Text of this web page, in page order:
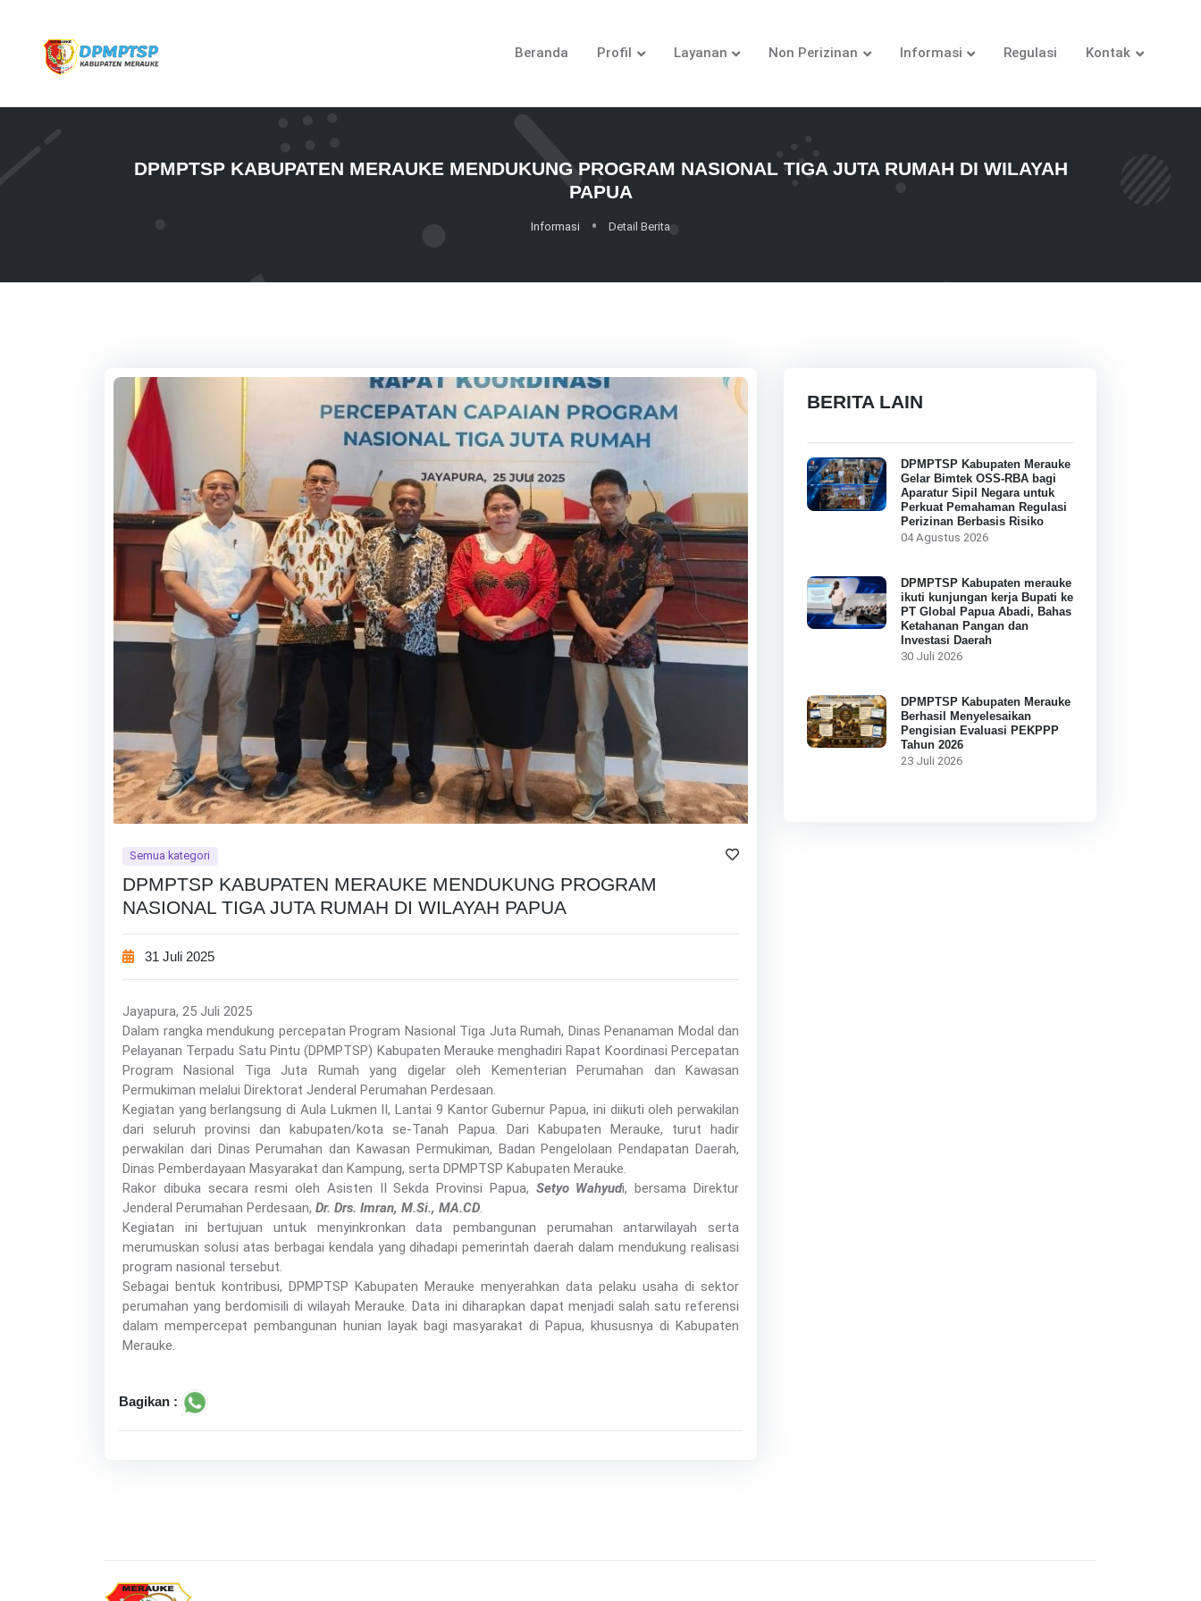
Beranda Profil Layanan Non Perizinan Informasi Regulasi Kontak
DPMPTSP KABUPATEN MERAUKE MENDUKUNG PROGRAM NASIONAL TIGA JUTA RUMAH DI WILAYAH
PAPUA
Informasi Detail Berita
Semua kategori
DPMPTSP KABUPATEN MERAUKE MENDUKUNG PROGRAM
NASIONAL TIGA JUTA RUMAH DI WILAYAH PAPUA
31 Juli 2025
Jayapura, 25 Juli 2025
Dalam rangka mendukung percepatan Program Nasional Tiga Juta Rumah, Dinas Penanaman Modal dan
Pelayanan Terpadu Satu Pintu (DPMPTSP) Kabupaten Merauke menghadiri Rapat Koordinasi Percepatan
Program Nasional Tiga Juta Rumah yang digelar oleh Kementerian Perumahan dan Kawasan
Permukiman melalui Direktorat Jenderal Perumahan Perdesaan.
Kegiatan yang berlangsung di Aula Lukmen II, Lantai 9 Kantor Gubernur Papua, ini diikuti oleh perwakilan
dari seluruh provinsi dan kabupaten/kota se-Tanah Papua. Dari Kabupaten Merauke, turut hadir
perwakilan dari Dinas Perumahan dan Kawasan Permukiman, Badan Pengelolaan Pendapatan Daerah,
Dinas Pemberdayaan Masyarakat dan Kampung, serta DPMPTSP Kabupaten Merauke.
Rakor dibuka secara resmi oleh Asisten II Sekda Provinsi Papua, Setyo Wahyudi, bersama Direktur
Jenderal Perumahan Perdesaan, Dr. Drs. Imran, M.Si., MA.CD.
Kegiatan ini bertujuan untuk menyinkronkan data pembangunan perumahan antarwilayah serta
merumuskan solusi atas berbagai kendala yang dihadapi pemerintah daerah dalam mendukung realisasi
program nasional tersebut.
Sebagai bentuk kontribusi, DPMPTSP Kabupaten Merauke menyerahkan data pelaku usaha di sektor
perumahan yang berdomisili di wilayah Merauke. Data ini diharapkan dapat menjadi salah satu referensi
dalam mempercepat pembangunan hunian layak bagi masyarakat di Papua, khususnya di Kabupaten
Merauke.
Bagikan :
BERITA LAIN
DPMPTSP Kabupaten Merauke
Gelar Bimtek OSS-RBA bagi
Aparatur Sipil Negara untuk
Perkuat Pemahaman Regulasi
Perizinan Berbasis Risiko
04 Agustus 2026
DPMPTSP Kabupaten merauke
ikuti kunjungan kerja Bupati ke
PT Global Papua Abadi, Bahas
Ketahanan Pangan dan
Investasi Daerah
30 Juli 2026
DPMPTSP Kabupaten Merauke
Berhasil Menyelesaikan
Pengisian Evaluasi PEKPPP
Tahun 2026
23 Juli 2026